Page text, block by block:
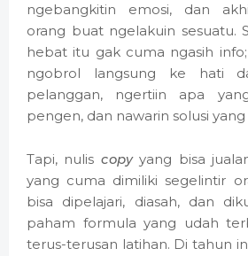
ngebangkitin emosi, dan
orang buat ngelakuin sesuatu.
hebat itu gak cuma ngasih
ngobrol langsung ke hati
pelanggan, ngertiin apa
pengen, dan nawarin solusi
Tapi, nulis copyyang bisa
yang cuma dimiliki segelintir
bisa dipelajari, diasah, dan
paham formula yang udah
terus-terusan latihan. Di tahun